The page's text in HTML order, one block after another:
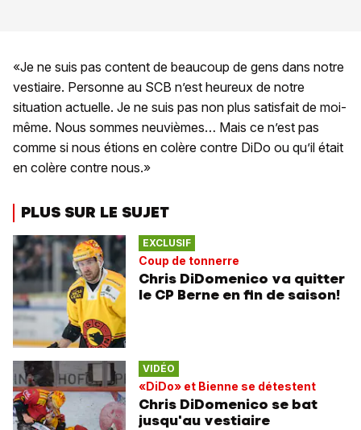
«Je ne suis pas content de beaucoup de gens dans notre
vestiaire. Personne au SCB n’est heureux de notre
situation actuelle. Je ne suis pas non plus satisfait de moi-
même. Nous sommes neuvièmes… Mais ce n’est pas
comme si nous étions en colère contre DiDo ou qu’il était
en colère contre nous.»
PLUS SUR LE SUJET
EXCLUSIF
Coup de tonnerre
Chris DiDomenico va quitter
le CP Berne en fin de saison!
VIDÉO
«DiDo» et Bienne se détestent
Chris DiDomenico se bat
jusqu'au vestiaire